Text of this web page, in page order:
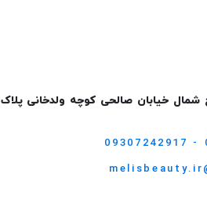
شمال خیابان صالحی کوچه ولدخانی پلاک
09307242917 -